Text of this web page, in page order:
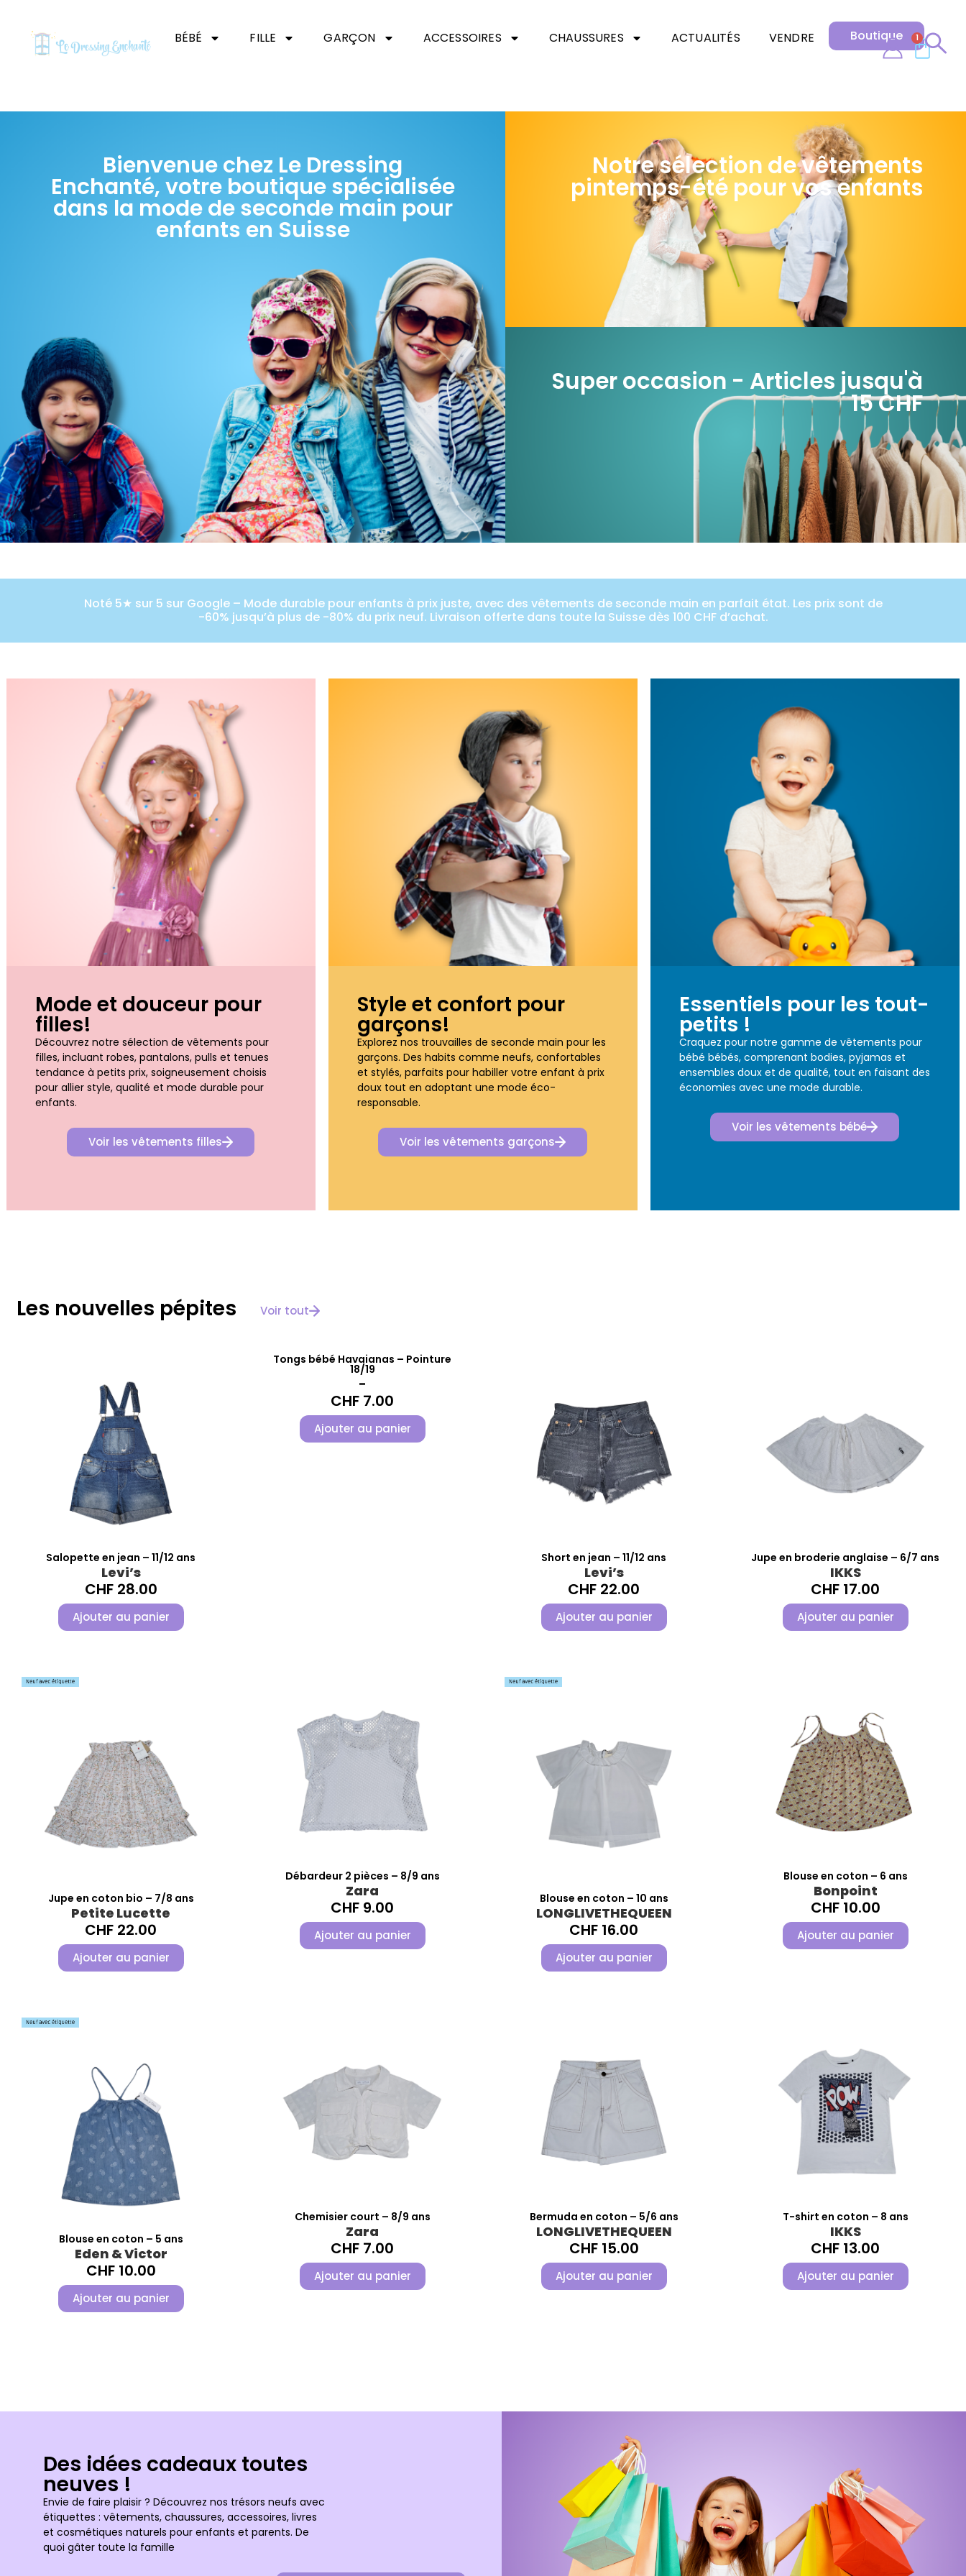
BÉBÉ FILLE GARÇON ACCESSOIRES CHAUSSURES ACTUALITÉS VENDRE Boutique 1
Bienvenue chez Le Dressing
Enchanté, votre boutique spécialisée
dans la mode de seconde main pour
enfants en Suisse
Notre sélection de vêtements
pintemps-été pour vos enfants
Super occasion - Articles jusqu'à
15 CHF
Noté 5★ sur 5 sur Google – Mode durable pour enfants à prix juste, avec des vêtements de seconde main en parfait état. Les prix sont de
-60% jusqu’à plus de -80% du prix neuf. Livraison offerte dans toute la Suisse dès 100 CHF d’achat.
Mode et douceur pour
filles!
Découvrez notre sélection de vêtements pour
filles, incluant robes, pantalons, pulls et tenues
tendance à petits prix, soigneusement choisis
pour allier style, qualité et mode durable pour
enfants.
Voir les vêtements filles
Style et confort pour
garçons!​
Explorez nos trouvailles de seconde main pour les
garçons. Des habits comme neufs, confortables
et stylés, parfaits pour habiller votre enfant à prix
doux tout en adoptant une mode éco-
responsable.
Voir les vêtements garçons
Essentiels pour les tout-
petits !
Craquez pour notre gamme de vêtements pour
bébé bébés, comprenant bodies, pyjamas et
ensembles doux et de qualité, tout en faisant des
économies avec une mode durable.
Voir les vêtements bébé
Les nouvelles pépites Voir tout
Salopette en jean – 11/12 ans
Levi’s
CHF28.00
Ajouter au panier
Tongs bébé Havaianas – Pointure
18/19
-
CHF 7.00
Ajouter au panier
Short en jean – 11/12 ans
Levi’s
CHF 22.00
Ajouter au panier
Jupe en broderie anglaise – 6/7 ans
IKKS
CHF 17.00
Ajouter au panier
Jupe en coton bio – 7/8 ans
Petite Lucette
CHF 22.00
Ajouter au panier
Débardeur 2 pièces – 8/9 ans
Zara
CHF 9.00
Ajouter au panier
Blouse en coton – 10 ans
LONGLIVETHEQUEEN
CHF 16.00
Ajouter au panier
Blouse en coton – 6 ans
Bonpoint
CHF10.00
Ajouter au panier
Blouse en coton – 5 ans
Eden & Victor
CHF10.00
Ajouter au panier
Chemisier court – 8/9 ans
Zara
CHF 7.00
Ajouter au panier
Bermuda en coton – 5/6 ans
LONGLIVETHEQUEEN
CHF15.00
Ajouter au panier
T-shirt en coton – 8 ans
IKKS
CHF 13.00
Ajouter au panier
Des idées cadeaux toutes
neuves !
Envie de faire plaisir ? Découvrez nos trésors neufs avec
étiquettes : vêtements, chaussures, accessoires, livres
et cosmétiques naturels pour enfants et parents. De
quoi gâter toute la famille